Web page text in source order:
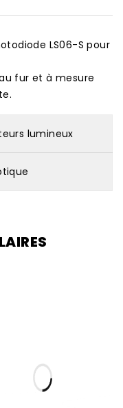
LS06-S pour
fur et à mesure
lumineux